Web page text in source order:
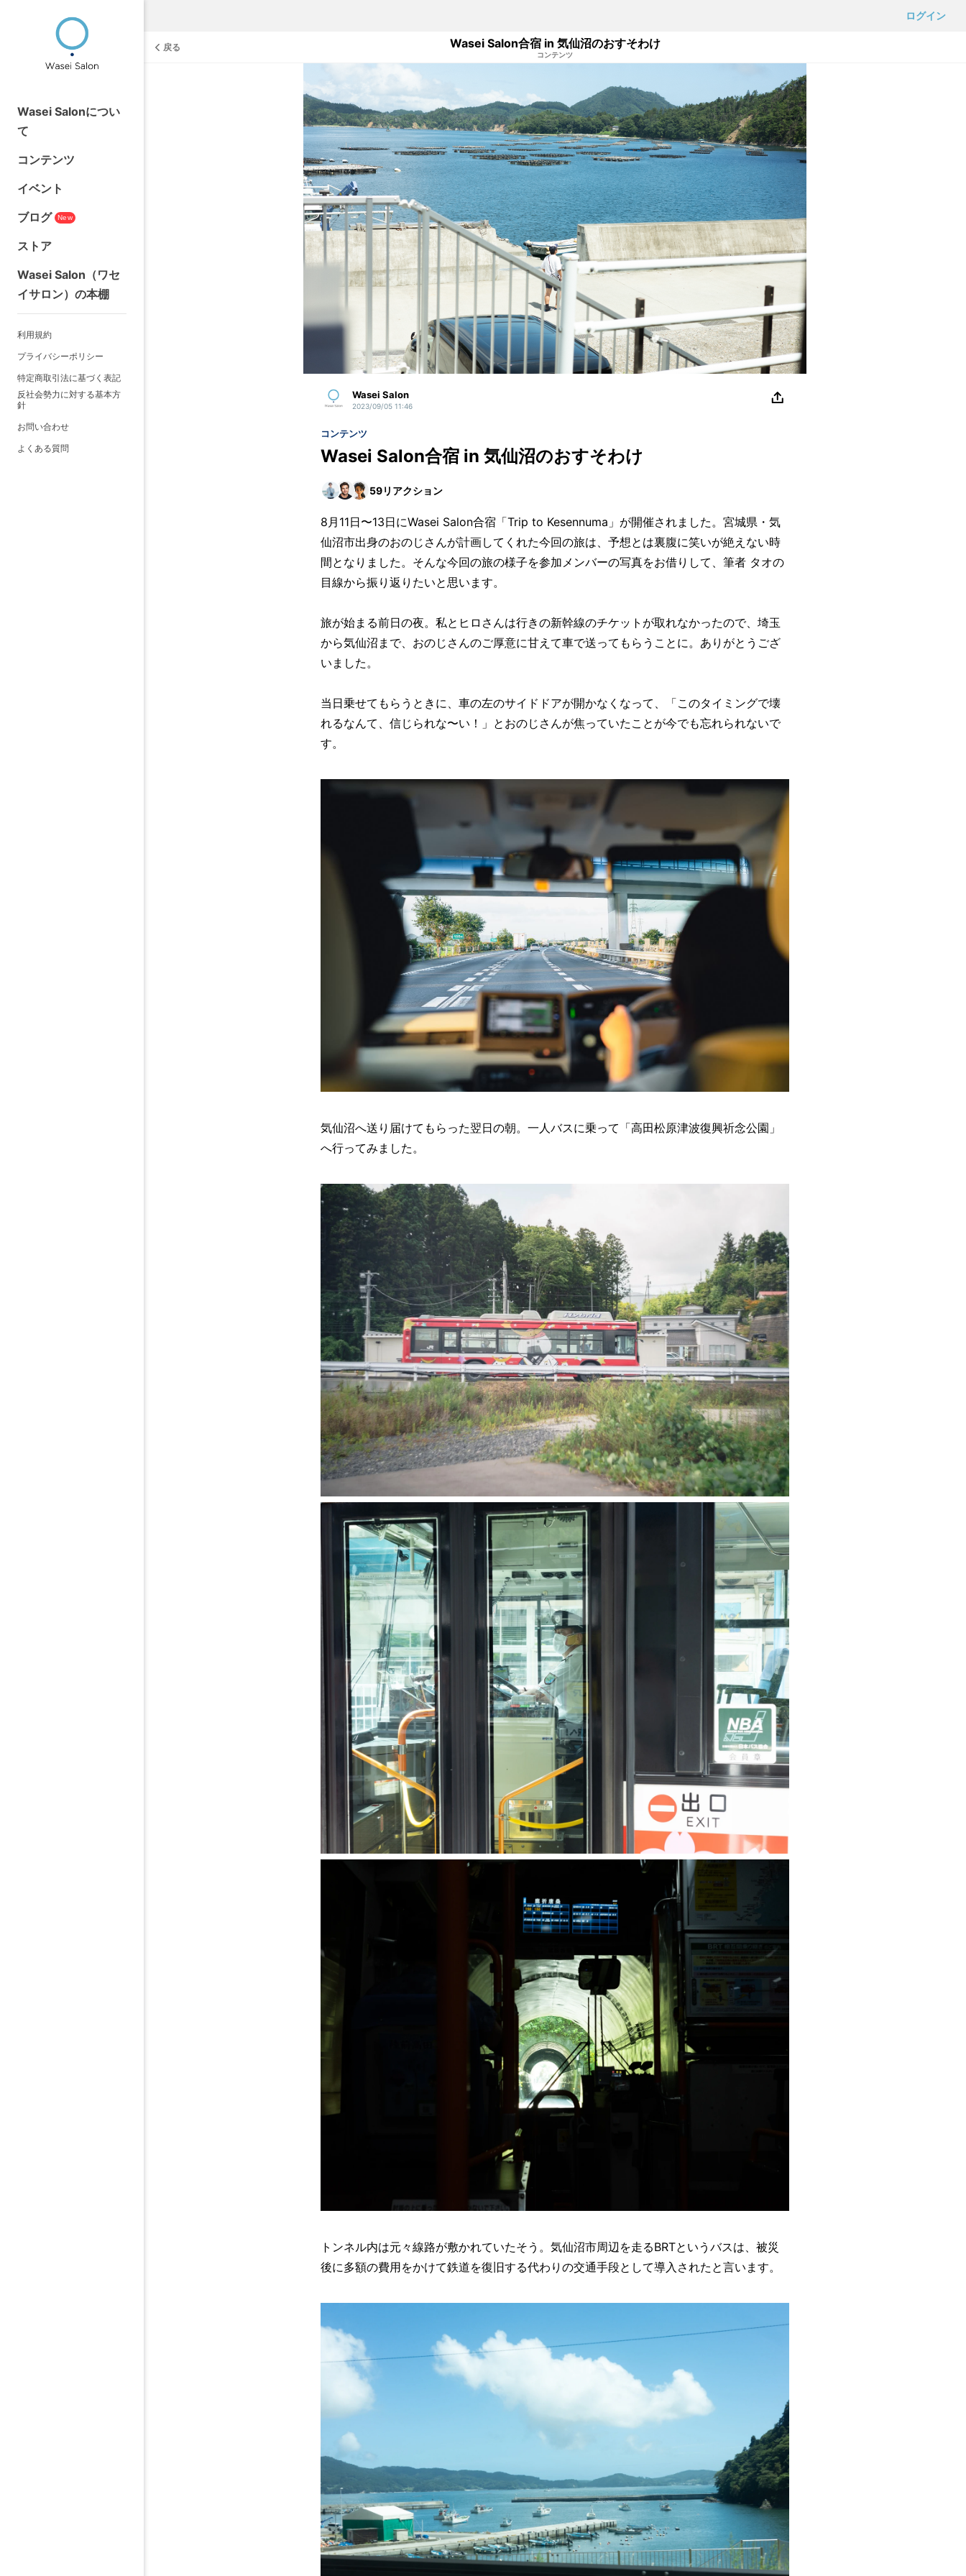
ログイン
Wasei Salonについ
て
コンテンツ
イベント
ブログ
New
ストア
Wasei Salon（ワセ
イサロン）の本棚
利用規約
プライバシーポリシー
特定商取引法に基づく表記
反社会勢力に対する基本方
針
お問い合わせ
よくある質問
戻る Wasei Salon合宿 in 気仙沼のおすそわけ
コンテンツ
Wasei Salon
2023/09/05 11:46
コンテンツ
Wasei Salon合宿 in 気仙沼のおすそわけ
59リアクション
8月11日〜13日にWasei Salon合宿「Trip to Kesennuma」が開催されました。宮城県・気
仙沼市出身のおのじさんが計画してくれた今回の旅は、予想とは裏腹に笑いが絶えない時
間となりました。そんな今回の旅の様子を参加メンバーの写真をお借りして、筆者 タオの
目線から振り返りたいと思います。
旅が始まる前日の夜。私とヒロさんは行きの新幹線のチケットが取れなかったので、埼玉
から気仙沼まで、おのじさんのご厚意に甘えて車で送ってもらうことに。ありがとうござ
いました。
当日乗せてもらうときに、車の左のサイドドアが開かなくなって、「このタイミングで壊
れるなんて、信じられな〜い！」とおのじさんが焦っていたことが今でも忘れられないで
す。
気仙沼へ送り届けてもらった翌日の朝。一人バスに乗って「高田松原津波復興祈念公園」
へ行ってみました。
トンネル内は元々線路が敷かれていたそう。気仙沼市周辺を走るBRTというバスは、被災
後に多額の費用をかけて鉄道を復旧する代わりの交通手段として導入されたと言います。